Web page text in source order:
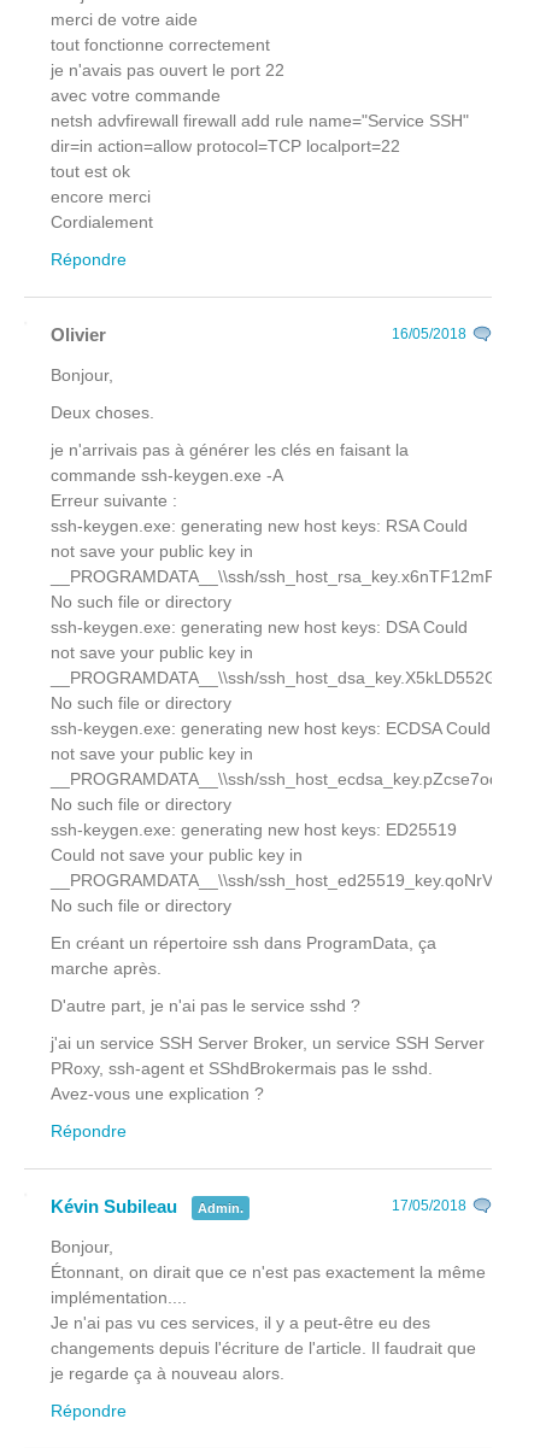
merci de votre aide
tout fonctionne correctement
je n'avais pas ouvert le port 22
avec votre commande
netsh advfirewall firewall add rule name="Service SSH"
dir=in action=allow protocol=TCP localport=22
tout est ok
encore merci
Cordialement
Répondre
Olivier 16/05/2018
Bonjour,
Deux choses.
je n'arrivais pas à générer les clés en faisant la
commande ssh-keygen.exe -A
Erreur suivante :
ssh-keygen.exe: generating new host keys: RSA Could
not save your public key in
__PROGRAMDATA__\\ssh/ssh_host_rsa_key.x6nTF12mPR:
No such file or directory
ssh-keygen.exe: generating new host keys: DSA Could
not save your public key in
__PROGRAMDATA__\\ssh/ssh_host_dsa_key.X5kLD552GA:
No such file or directory
ssh-keygen.exe: generating new host keys: ECDSA Could
not save your public key in
__PROGRAMDATA__\\ssh/ssh_host_ecdsa_key.pZcse7oqcM:
No such file or directory
ssh-keygen.exe: generating new host keys: ED25519
Could not save your public key in
__PROGRAMDATA__\\ssh/
No such file or directory
En créant un répertoire ssh dans ProgramData, ça
marche après.
D'autre part, je n'ai pas le service sshd ?
j'ai un service SSH Server Broker, un service SSH Server
PRoxy, ssh-agent et SShdBrokermais pas le sshd.
Avez-vous une explication ?
Répondre
Kévin Subileau Admin. 17/05/2018
Bonjour,
Étonnant, on dirait que ce n'est pas exactement la même
implémentation....
Je n'ai pas vu ces services, il y a peut-être eu des
changements depuis l'écriture de l'article. Il faudrait que
je regarde ça à nouveau alors.
Répondre